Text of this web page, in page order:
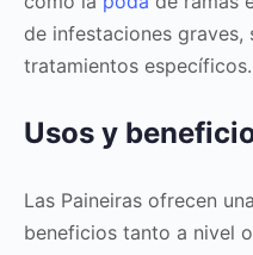
de infestaciones graves,
tratamientos específicos.
Usos y
Las Paineiras ofrecen
beneficios tanto a nivel